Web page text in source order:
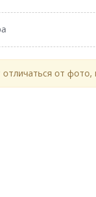
от фото,